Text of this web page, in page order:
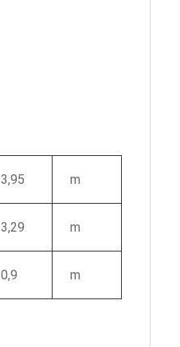
3,95 m
3,29 m
0,9 m